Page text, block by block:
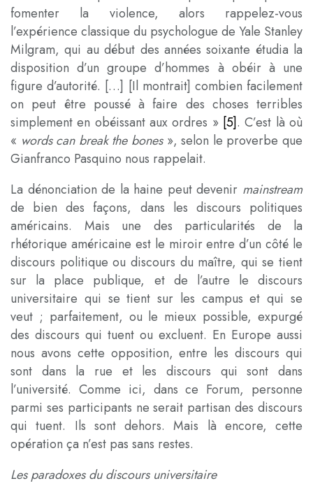
fomenter la violence, alors rappelez-vous
l’expérience classique du psychologue de Yale Stanley
Milgram, qui au début des années soixante étudia la
disposition d’un groupe d’hommes à obéir à une
figure d’autorité. […] [Il montrait] combien facilement
on peut être poussé à faire des choses terribles
simplement en obéissant aux ordres » [5]. C’est là où
« words can break the bones », selon le proverbe que
Gianfranco Pasquino nous rappelait.
La dénonciation de la haine peut devenir mainstream
de bien des façons, dans les discours politiques
américains. Mais une des particularités de la
rhétorique américaine est le miroir entre d’un côté le
discours politique ou discours du maître, qui se tient
sur la place publique, et de l’autre le discours
universitaire qui se tient sur les campus et qui se
veut ; parfaitement, ou le mieux possible, expurgé
des discours qui tuent ou excluent. En Europe aussi
nous avons cette opposition, entre les discours qui
sont dans la rue et les discours qui sont dans
l’université. Comme ici, dans ce Forum, personne
parmi ses participants ne serait partisan des discours
qui tuent. Ils sont dehors. Mais là encore, cette
opération ça n’est pas sans restes.
Les paradoxes du discours universitaire